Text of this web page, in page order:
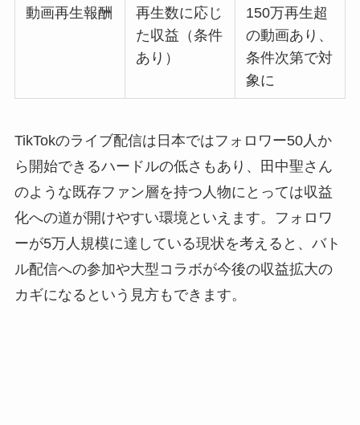
動画再生報酬
再生数に応じ
た収益（条件
あり）
150万再生超
の動画あり、
条件次第で対
象に
TikTokのライブ配信は日本ではフォロワー50人か
ら開始できるハードルの低さもあり、田中聖さん
のような既存ファン層を持つ人物にとっては収益
化への道が開けやすい環境といえます。フォロワ
ーが5万人規模に達している現状を考えると、バト
ル配信への参加や大型コラボが今後の収益拡大の
カギになるという見方もできます。